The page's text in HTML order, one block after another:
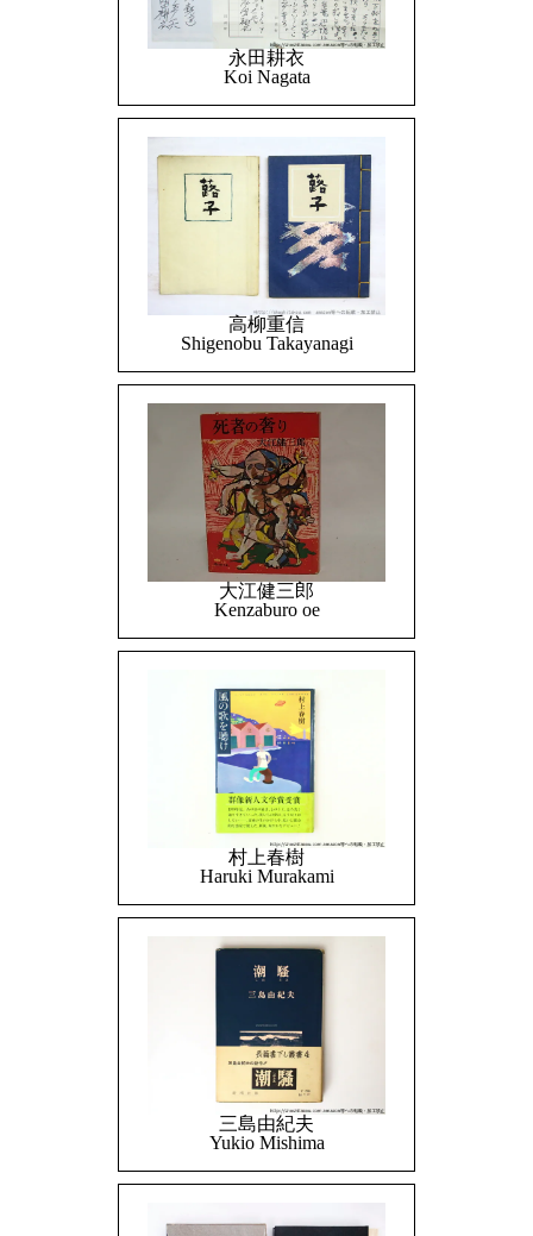
永田耕衣
Koi Nagata
高柳重信
Shigenobu Takayanagi
大江健三郎
Kenzaburo oe
村上春樹
Haruki Murakami
三島由紀夫
Yukio Mishima